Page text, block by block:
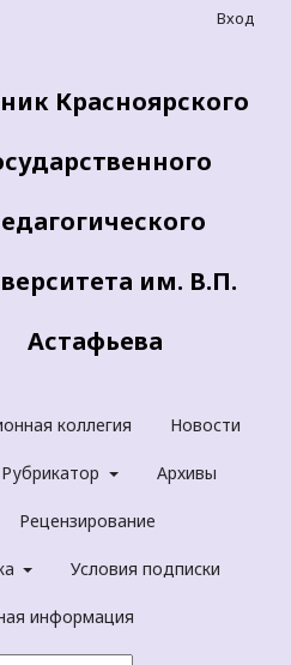
Красноярского
им. В.П.
Астафьева
коллегия Новости
Рубрикатор Архивы
Рецензирование
Условия подписки
информация
Вход